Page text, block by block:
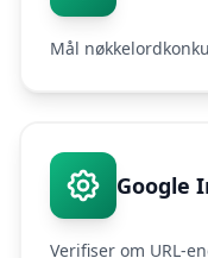
Mål
Google
Verifiser om URL-